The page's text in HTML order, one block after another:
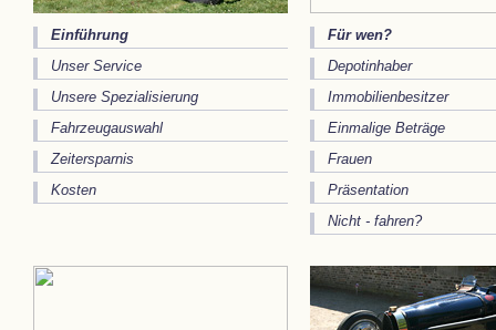
Einführung
Unser Service
Unsere Spezialisierung
Fahrzeugauswahl
Zeitersparnis
Kosten
Für wen?
Depotinhaber
Immobilienbesitzer
Einmalige Beträge
Frauen
Präsentation
Nicht - fahren?